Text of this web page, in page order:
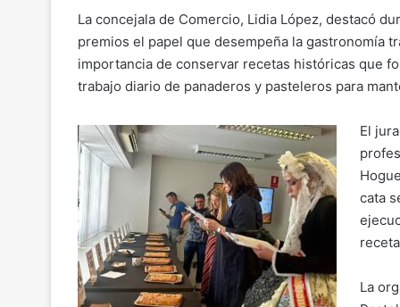
La concejala de Comercio, Lidia López, destacó
premios el papel que desempeña la gastronomía
importancia de conservar recetas históricas que
trabajo diario de panaderos y pasteleros para
El
cata
La